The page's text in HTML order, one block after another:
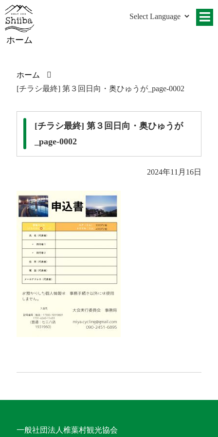
ホーム
ホーム
[チラシ最終] 第３回日向・奥ひゅうが_page-0002
[チラシ最終] 第３回日向・奥ひゅうが
_page-0002
2024年11月16日
一般社団法人椎葉村観光協会